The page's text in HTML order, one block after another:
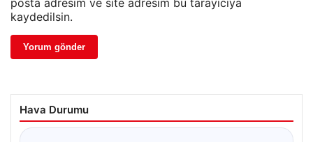
posta adresim ve site adresim bu tarayıcıya
kaydedilsin.
Hava Durumu